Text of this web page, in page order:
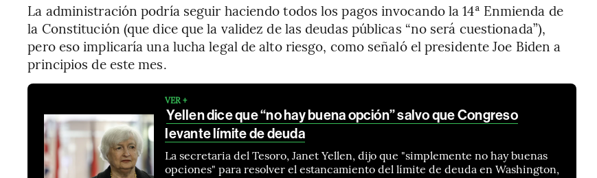
La administración podría seguir haciendo todos los pagos invocando la 14ª Enmienda de
la Constitución (que dice que la validez de las deudas públicas “no será cuestionada”),
pero eso implicaría una lucha legal de alto riesgo, como señaló el presidente Joe Biden a
principios de este mes.
VER +
Yellen dice que “no hay buena opción” salvo que Congreso
levante límite de deuda
La secretaria del Tesoro, Janet Yellen, dijo que "simplemente no hay buenas
opciones" para resolver el estancamiento del límite de deuda en Washington,